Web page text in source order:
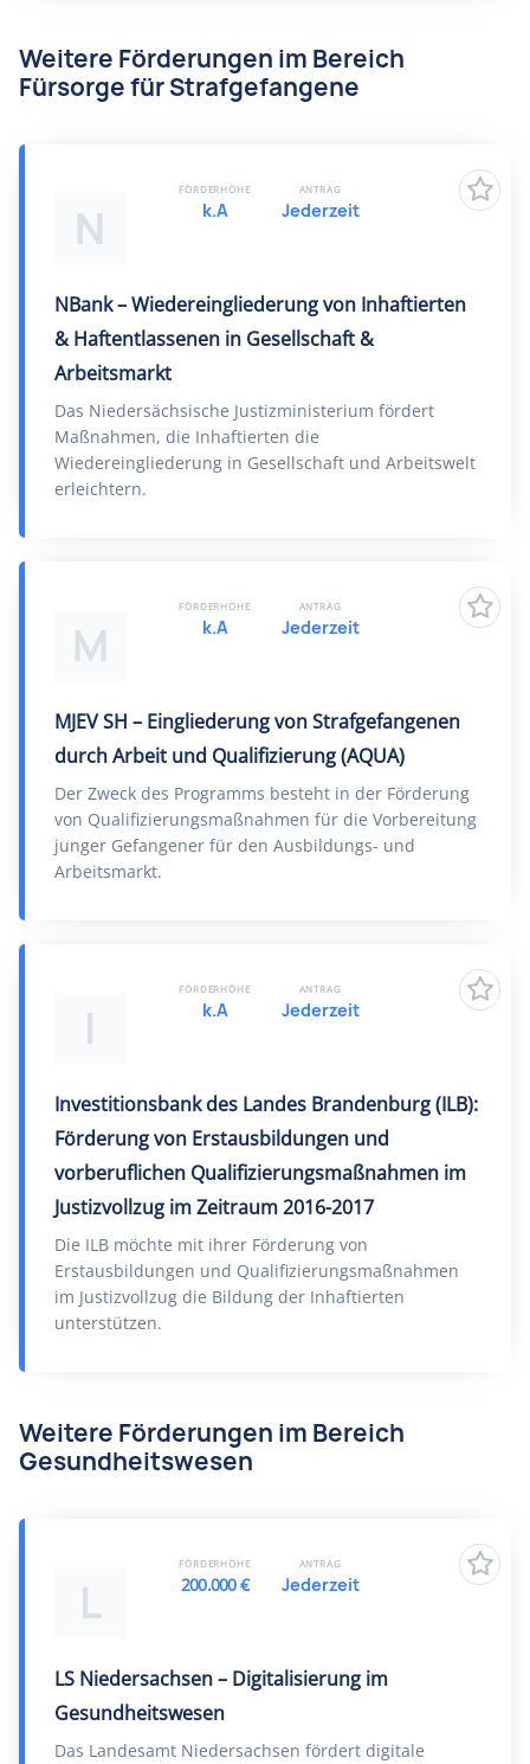
Weitere Förderungen im Bereich
Fürsorge für Strafgefangene
N
NBank – Wiedereingliederung von Inhaftierten
& Haftentlassenen in Gesellschaft &
Arbeitsmarkt
Das Niedersächsische Justizministerium fördert
Maßnahmen, die Inhaftierten die
Wiedereingliederung in Gesellschaft und Arbeitswelt
erleichtern.
FÖRDERHÖHE
k.A
ANTRAG
Jederzeit
M
MJEV SH – Eingliederung von Strafgefangenen
durch Arbeit und Qualifizierung (AQUA)
Der Zweck des Programms besteht in der Förderung
von Qualifizierungsmaßnahmen für die Vorbereitung
junger Gefangener für den Ausbildungs- und
Arbeitsmarkt.
FÖRDERHÖHE
k.A
ANTRAG
Jederzeit
I
Investitionsbank des Landes Brandenburg (ILB):
Förderung von Erstausbildungen und
vorberuflichen Qualifizierungsmaßnahmen im
Justizvollzug im Zeitraum 2016-2017
Die ILB möchte mit ihrer Förderung von
Erstausbildungen und Qualifizierungsmaßnahmen
im Justizvollzug die Bildung der Inhaftierten
unterstützen.
FÖRDERHÖHE
k.A
ANTRAG
Jederzeit
Weitere Förderungen im Bereich
Gesundheitswesen
L
LS Niedersachsen – Digitalisierung im
Gesundheitswesen
Das Landesamt Niedersachsen fördert digitale
FÖRDERHÖHE
200.000 €
ANTRAG
Jederzeit